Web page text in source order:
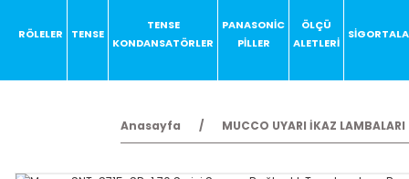
RÖLELER TENSE
TENSE
KONDANSATÖRLER
PANASONİC
PİLLER
ÖLÇÜ
ALETLERİ
Anasayfa MUCCO UYARI İKAZ LAMBALARI